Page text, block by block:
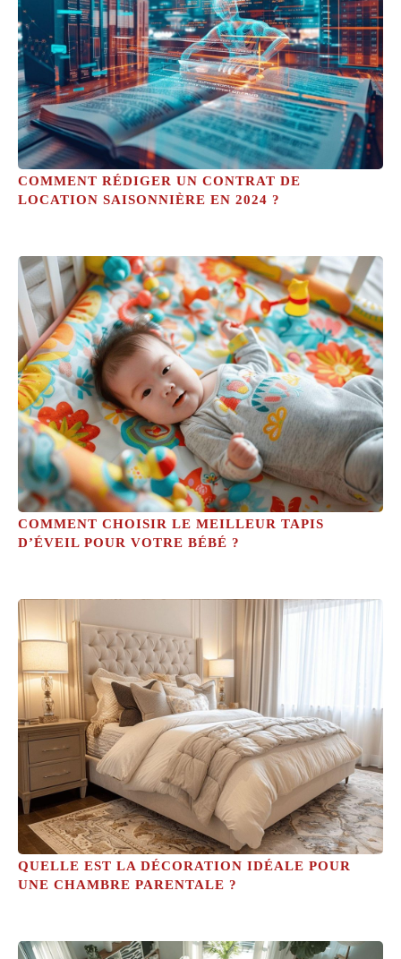
COMMENT RÉDIGER UN CONTRAT DE
LOCATION SAISONNIÈRE EN 2024 ?
COMMENT CHOISIR LE MEILLEUR TAPIS
D’ÉVEIL POUR VOTRE BÉBÉ ?
QUELLE EST LA DÉCORATION IDÉALE POUR
UNE CHAMBRE PARENTALE ?